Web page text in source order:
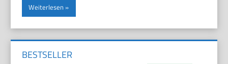
Weiterlesen
BESTSELLER